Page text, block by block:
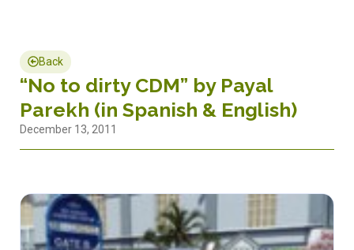
Back
“No to dirty CDM” by Payal
Parekh (in Spanish & English)
December 13, 2011